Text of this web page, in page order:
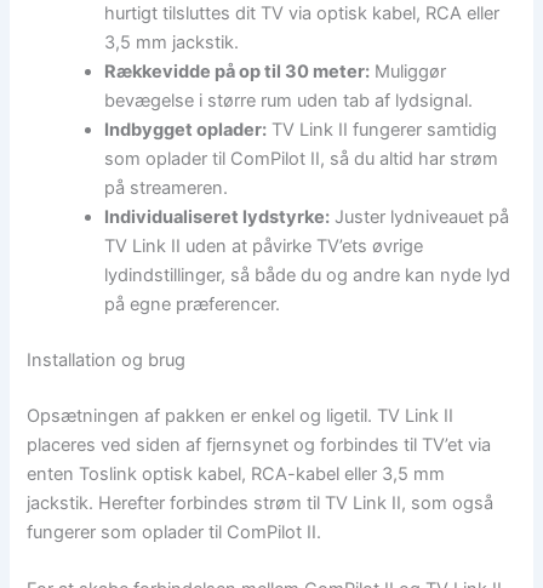
hurtigt tilsluttes dit TV via optisk kabel, RCA eller
3,5 mm jackstik.
Rækkevidde på op til 30 meter: Muliggør
bevægelse i større rum uden tab af lydsignal.
Indbygget oplader: TV Link II fungerer samtidig
som oplader til ComPilot II, så du altid har strøm
på streameren.
Individualiseret lydstyrke: Juster lydniveauet på
TV Link II uden at påvirke TV’ets øvrige
lydindstillinger, så både du og andre kan nyde lyd
på egne præferencer.
Installation og brug
Opsætningen af pakken er enkel og ligetil. TV Link II
placeres ved siden af fjernsynet og forbindes til TV’et via
enten Toslink optisk kabel, RCA-kabel eller 3,5 mm
jackstik. Herefter forbindes strøm til TV Link II, som også
fungerer som oplader til ComPilot II.